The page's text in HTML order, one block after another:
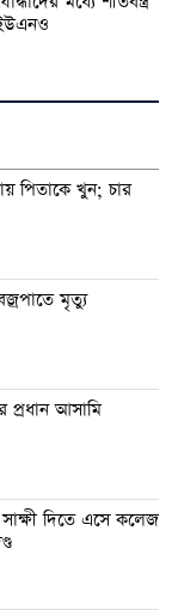
পিতাকে খুন; চার
মৃত্যু
প্রধান আসামি
দিতে এসে কলেজ